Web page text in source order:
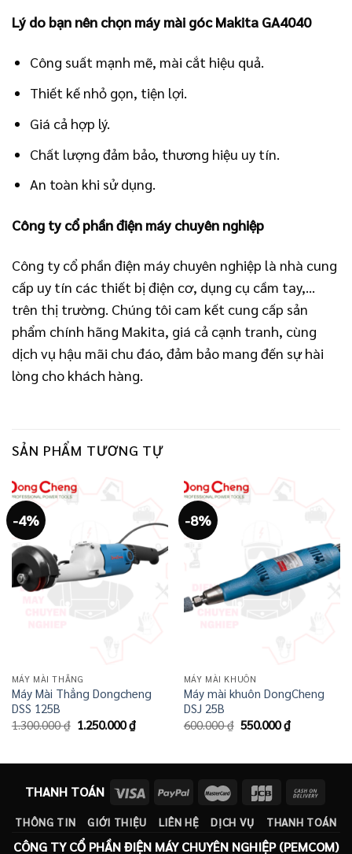
Lý do bạn nên chọn máy mài góc Makita GA4040
Công suất mạnh mẽ, mài cắt hiệu quả.
Thiết kế nhỏ gọn, tiện lợi.
Giá cả hợp lý.
Chất lượng đảm bảo, thương hiệu uy tín.
An toàn khi sử dụng.
Công ty cổ phần điện máy chuyên nghiệp
Công ty cổ phần điện máy chuyên nghiệp là nhà cung
cấp uy tín các thiết bị điện cơ, dụng cụ cầm tay,…
trên thị trường. Chúng tôi cam kết cung cấp sản
phẩm chính hãng Makita, giá cả cạnh tranh, cùng
dịch vụ hậu mãi chu đáo, đảm bảo mang đến sự hài
lòng cho khách hàng.
SẢN PHẨM TƯƠNG TỰ
-4%
MÁY MÀI THẲNG
Máy Mài Thẳng Dongcheng
DSS 125B
1.300.000₫ Giá
1.250.000₫Giá
-8%
MÁY MÀI KHUÔN
Máy mài khuôn DongCheng
DSJ 25B
600.000₫ Giá
550.000₫Giá
THANH TOÁN
THÔNG TIN GIỚI THIỆU LIÊN HỆ DỊCH VỤ THANH TOÁN
CÔNG TY CỔ PHẦN ĐIỆN MÁY CHUYÊN NGHIỆP (PEMCOM)